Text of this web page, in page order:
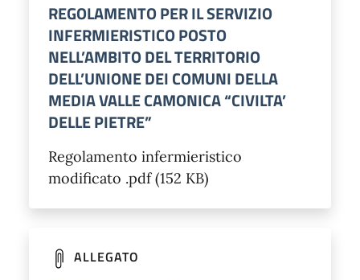
REGOLAMENTO PER IL SERVIZIO
INFERMIERISTICO POSTO
NELL’AMBITO DEL TERRITORIO
DELL’UNIONE DEI COMUNI DELLA
MEDIA VALLE CAMONICA “CIVILTA’
DELLE PIETRE”
Regolamento infermieristico
modificato .pdf (152 KB)
ALLEGATO